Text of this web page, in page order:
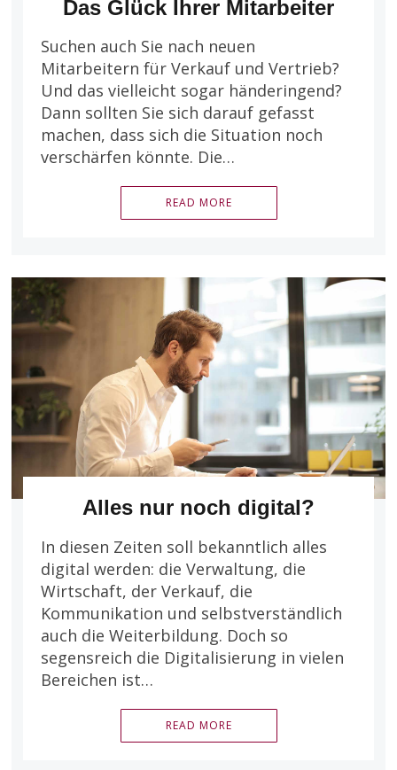
Das Glück Ihrer Mitarbeiter
Suchen auch Sie nach neuen
Mitarbeitern für Verkauf und Vertrieb?
Und das vielleicht sogar händeringend?
Dann sollten Sie sich darauf gefasst
machen, dass sich die Situation noch
verschärfen könnte. Die…
READ MORE
Alles nur noch digital?
In diesen Zeiten soll bekanntlich alles
digital werden: die Verwaltung, die
Wirtschaft, der Verkauf, die
Kommunikation und selbstverständlich
auch die Weiterbildung. Doch so
segensreich die Digitalisierung in vielen
Bereichen ist…
READ MORE